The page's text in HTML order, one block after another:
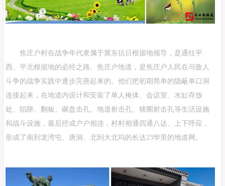
焦庄户村在战争年代隶属于冀东抗日根据地领导，是通往平
西、平北根据地的必经之路。焦庄户地道，是焦庄户人民在与敌人
斗争的战争实践中逐步完善起来的。他们把初期简单的隐蔽单口洞
连接起来，在地道内设计和安装了单人掩体、会议室、水缸存放
处、陷阱、翻板、碾盘击孔、地道射击孔、猪圈射击孔等生活设施
和战斗设施，最后挖成户户相连，村村相通四通八达、上下呼应，
形成了南到龙湾屯、唐洞、北到大北坞的长达23华里的地道网。